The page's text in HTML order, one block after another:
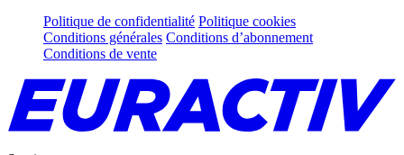
Politique de confidentialité Politique cookies
Conditions générales Conditions d’abonnement
Conditions de vente